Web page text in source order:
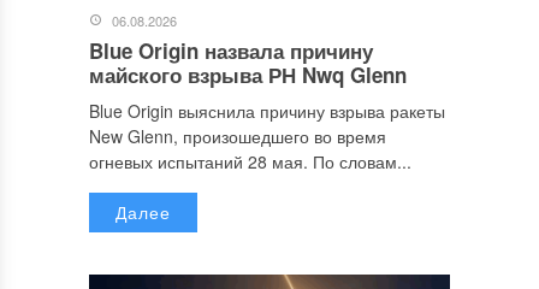
06.08.2026
Blue Origin назвала причину
майского взрыва РН Nwq Glenn
Blue Origin выяснила причину взрыва ракеты
New Glenn, произошедшего во время
огневых испытаний 28 мая. По словам...
Далее